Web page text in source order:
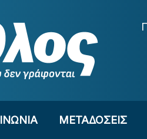
ΜΕΤΑΔΟΣΕΙΣ